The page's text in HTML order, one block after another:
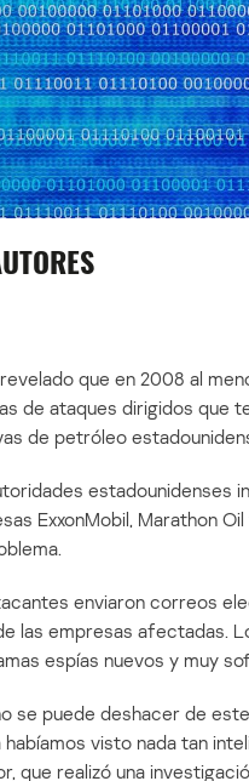
que en 2008 al
de ataques dirigidos que
de petróleo
estadounidenses
ExxonMobil, Marathon
enviaron correos
las empresas afectadas.
espías nuevos y muy
se puede deshacer de
habíamos visto nada tan
que realizó una